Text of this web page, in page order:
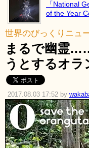
「National
of the Year
世界のびっくりニュ
まるで幽霊
うとするオラ
2017.08.03 17:52 by